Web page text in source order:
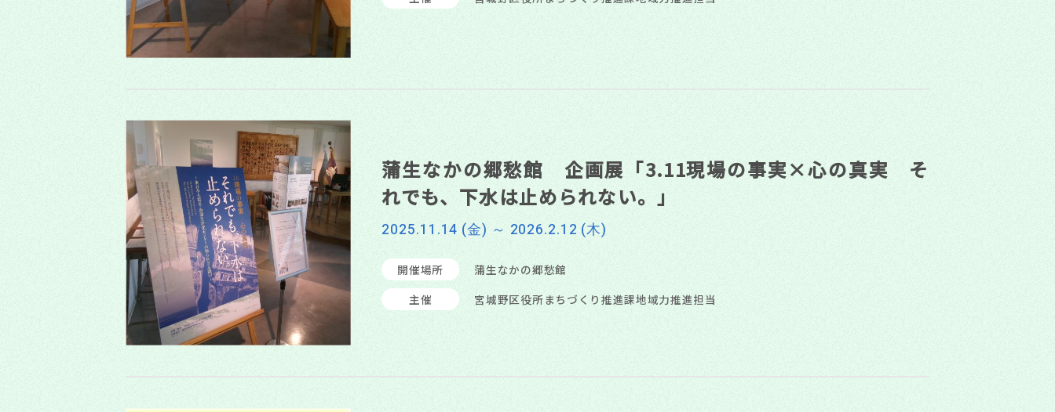
蒲生なかの郷愁館 企画展「3.11現場の事実×心の真実 そ
れでも、下水は止められない。」
2025.11.14 (金) ～ 2026.2.12 (木)
開催場所
蒲生なかの郷愁館
主催
宮城野区役所まちづくり推進課地域力推進担当